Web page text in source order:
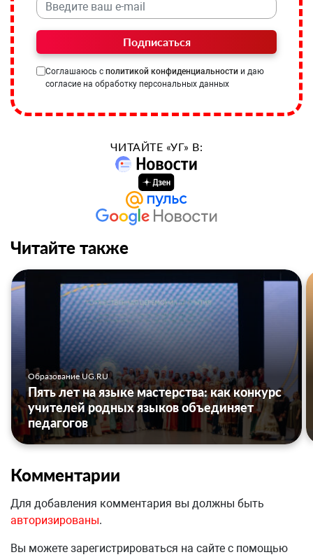
Подписаться
Соглашаюсь с политикой конфиденциальности и даю
согласие на обработку персональных данных
ЧИТАЙТЕ «УГ» В:
Читайте также
Образование UG.RU
Пять лет на языке мастерства: как конкурс
учителей родных языков объединяет
педагогов
Комментарии
Для добавления комментария вы должны быть
авторизированы.
Вы можете зарегистрироваться на сайте с помощью